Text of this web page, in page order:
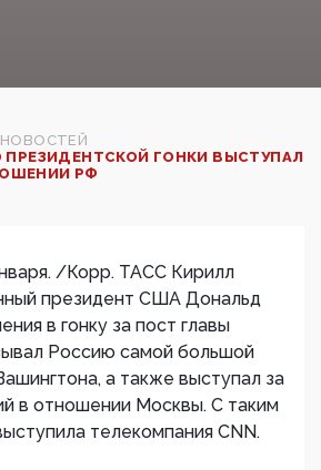
ПРЕЗИДЕНТСКОЙ ГОНКИ ВЫСТУПАЛ
РФ‍
/Корр. ТАСС Кирилл
президент США Дональд
в гонку за пост главы
Россию самой большой
а также выступал за
в отношении Москвы. С таким
телекомпания CNN.